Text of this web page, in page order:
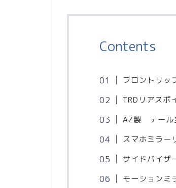
Contents
フロントリッ
TRDリアスポ
AZ製 テール
スマホミラー
サイドバイザ
モーションミ